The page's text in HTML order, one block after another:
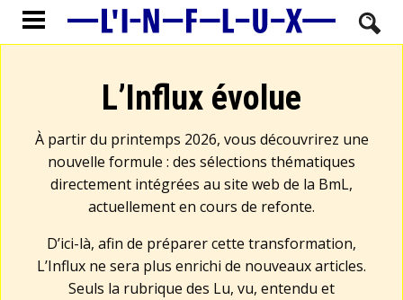
L’Influx évolue
À partir du printemps 2026, vous découvrirez une
nouvelle formule : des sélections thématiques
directement intégrées au site web de la BmL,
actuellement en cours de refonte.
D’ici-là, afin de préparer cette transformation,
L’Influx ne sera plus enrichi de nouveaux articles.
Seuls la rubrique des Lu, vu, entendu et